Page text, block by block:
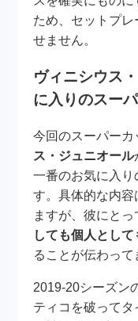
ため、セットプ
せません。
ヴィニシウス
に入りのスー
今回のスーパーカ
ス・ジュニオール
一番のお気に入り
す。具体的な内
ますが、彼にと
しても個人とし
ることが伝わって
2019-20シーズン
ティコを破って